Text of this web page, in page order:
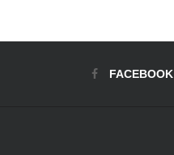
FACEBOOK